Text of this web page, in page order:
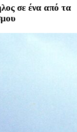
σε ένα από τα